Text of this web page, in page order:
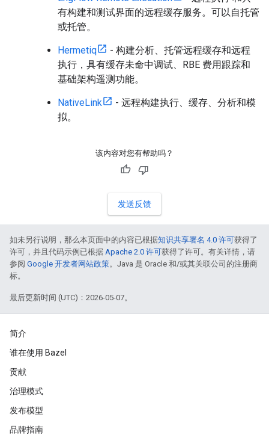
有构建和测试界面的远程缓存服务。可以自托管
或托管。
Hermetiq
- 构建分析、托管远程缓存和远程
执行，具有缓存未命中调试、RBE 费用跟踪和
基础架构遥测功能。
NativeLink
- 远程构建执行、缓存、分析和模
拟。
该内容对您有帮助吗？
发送反馈
如未另行说明，那么本页面中的内容已根据知识共享署名 4.0 许可获得了
许可，并且代码示例已根据 Apache 2.0 许可获得了许可。有关详情，请
参阅 Google 开发者网站政策。Java 是 Oracle 和/或其关联公司的注册商
标。
最后更新时间 (UTC)：2026-05-07。
简介
谁在使用 Bazel
贡献
治理模式
发布模型
品牌指南